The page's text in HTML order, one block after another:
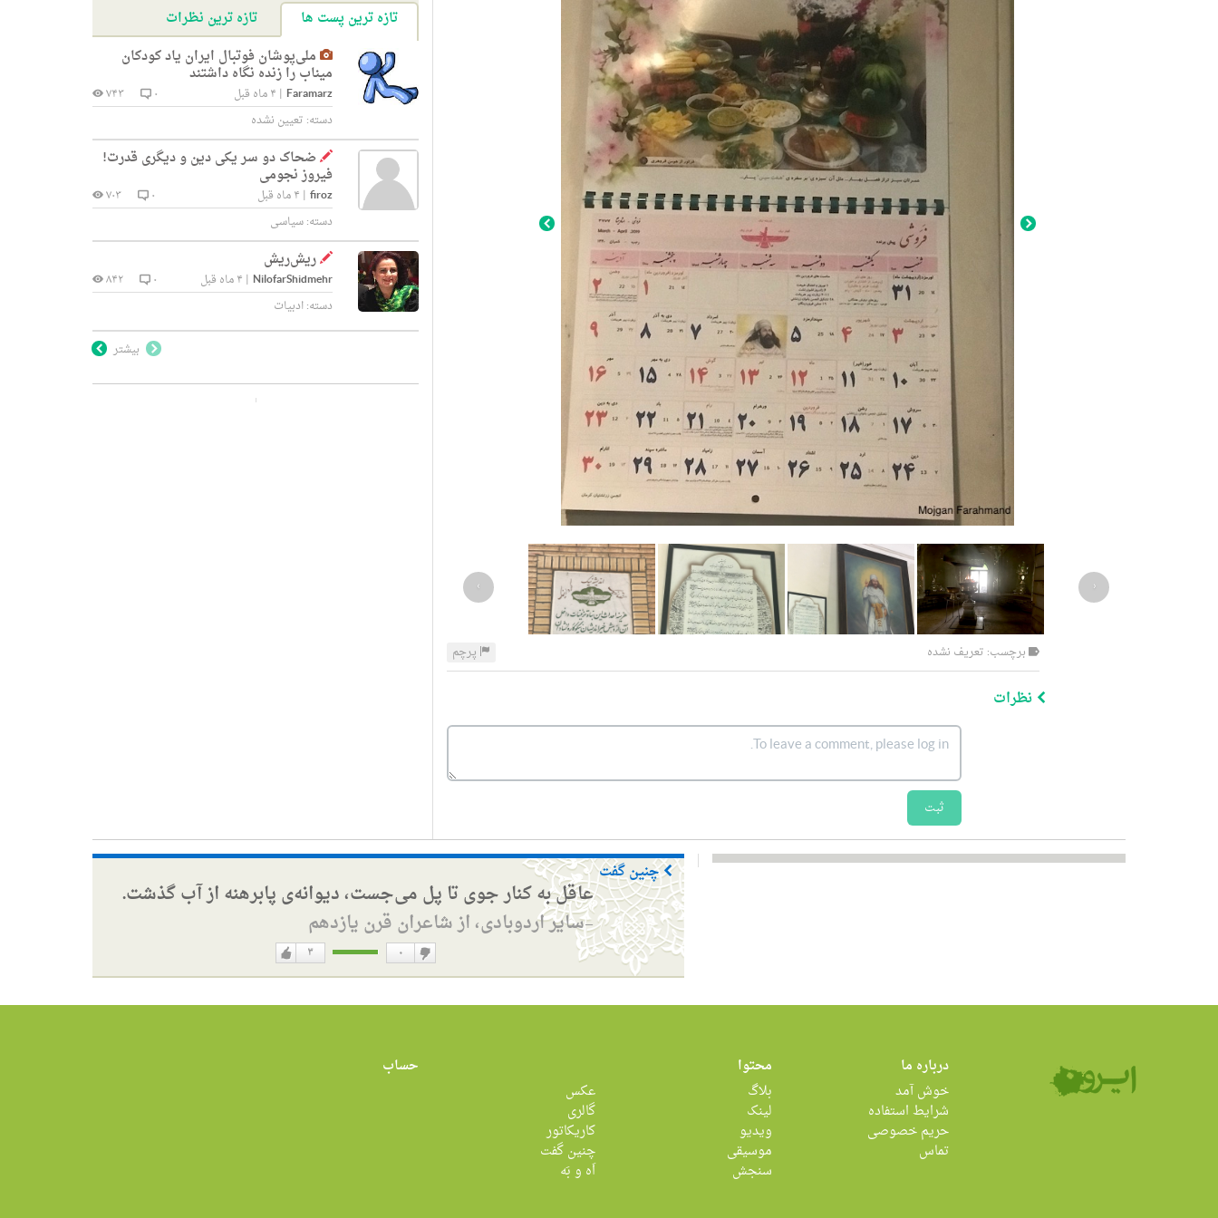
‹
›
برچسب: تعریف نشده پرچم
نظرات
ثبت
تازه ترین پست ها
تازه ترین نظرات
ملی‌پوشان فوتبال ایران یاد کودکان
میناب را زنده نگاه داشتند
Faramarz
| ۴ ماه قبل ۰
۷۴۳
دسته: تعیین نشده
ضحاک دو سر یکی دین و دیگری قدرت!
فیروز نجومی
firoz
| ۴ ماه قبل ۰
۷۰۳
دسته:سیاسی
ریش‌ریش
NilofarShidmehr
| ۴ ماه قبل ۰
۸۴۲
دسته:ادبیات
بیشتر
چنین گفت
عاقل به کنار جوی تا پل می‌جست، دیوانه‌ی پابرهنه از آب گذشت.
—سایر اردوبادی، از شاعران قرن یازدهم
دوست
۳ ۰
دوست
درباره ما
خوش آمد
شرایط استفاده
حریم خصوصی
تماس
محتوا
بلاگ
لینک
ویدیو
موسیقی
سنجش
عکس
گالری
کاریکاتور
چنین گفت
اَه و بَه
حساب